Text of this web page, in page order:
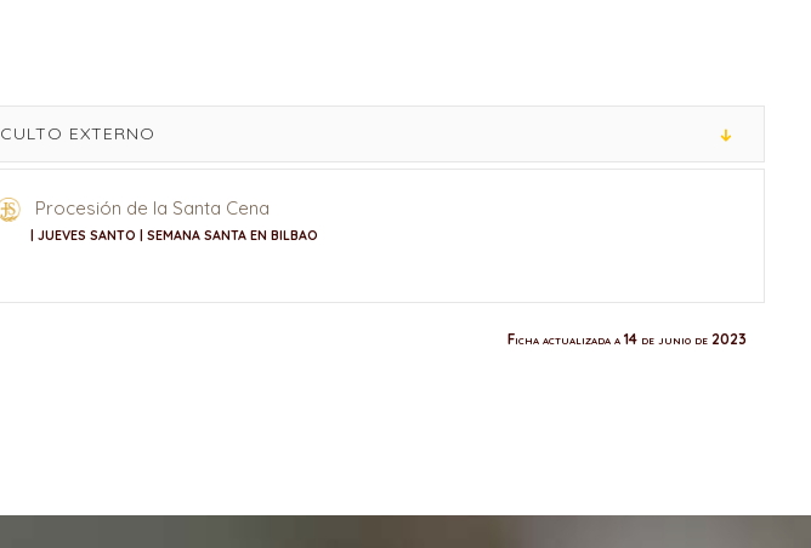
CULTO EXTERNO
Procesión de la Santa Cena
| JUEVES SANTO | SEMANA SANTA EN BILBAO
Ficha actualizada a 14 de junio de 2023